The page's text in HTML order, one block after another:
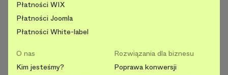
Płatności WIX
Płatności Joomla
Płatności White-label
O nas
Kim jesteśmy?
Rozwiązania dla biznesu
Poprawa konwersji